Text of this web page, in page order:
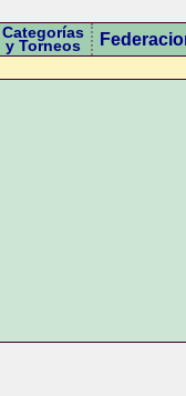
Categorías
y Torneos